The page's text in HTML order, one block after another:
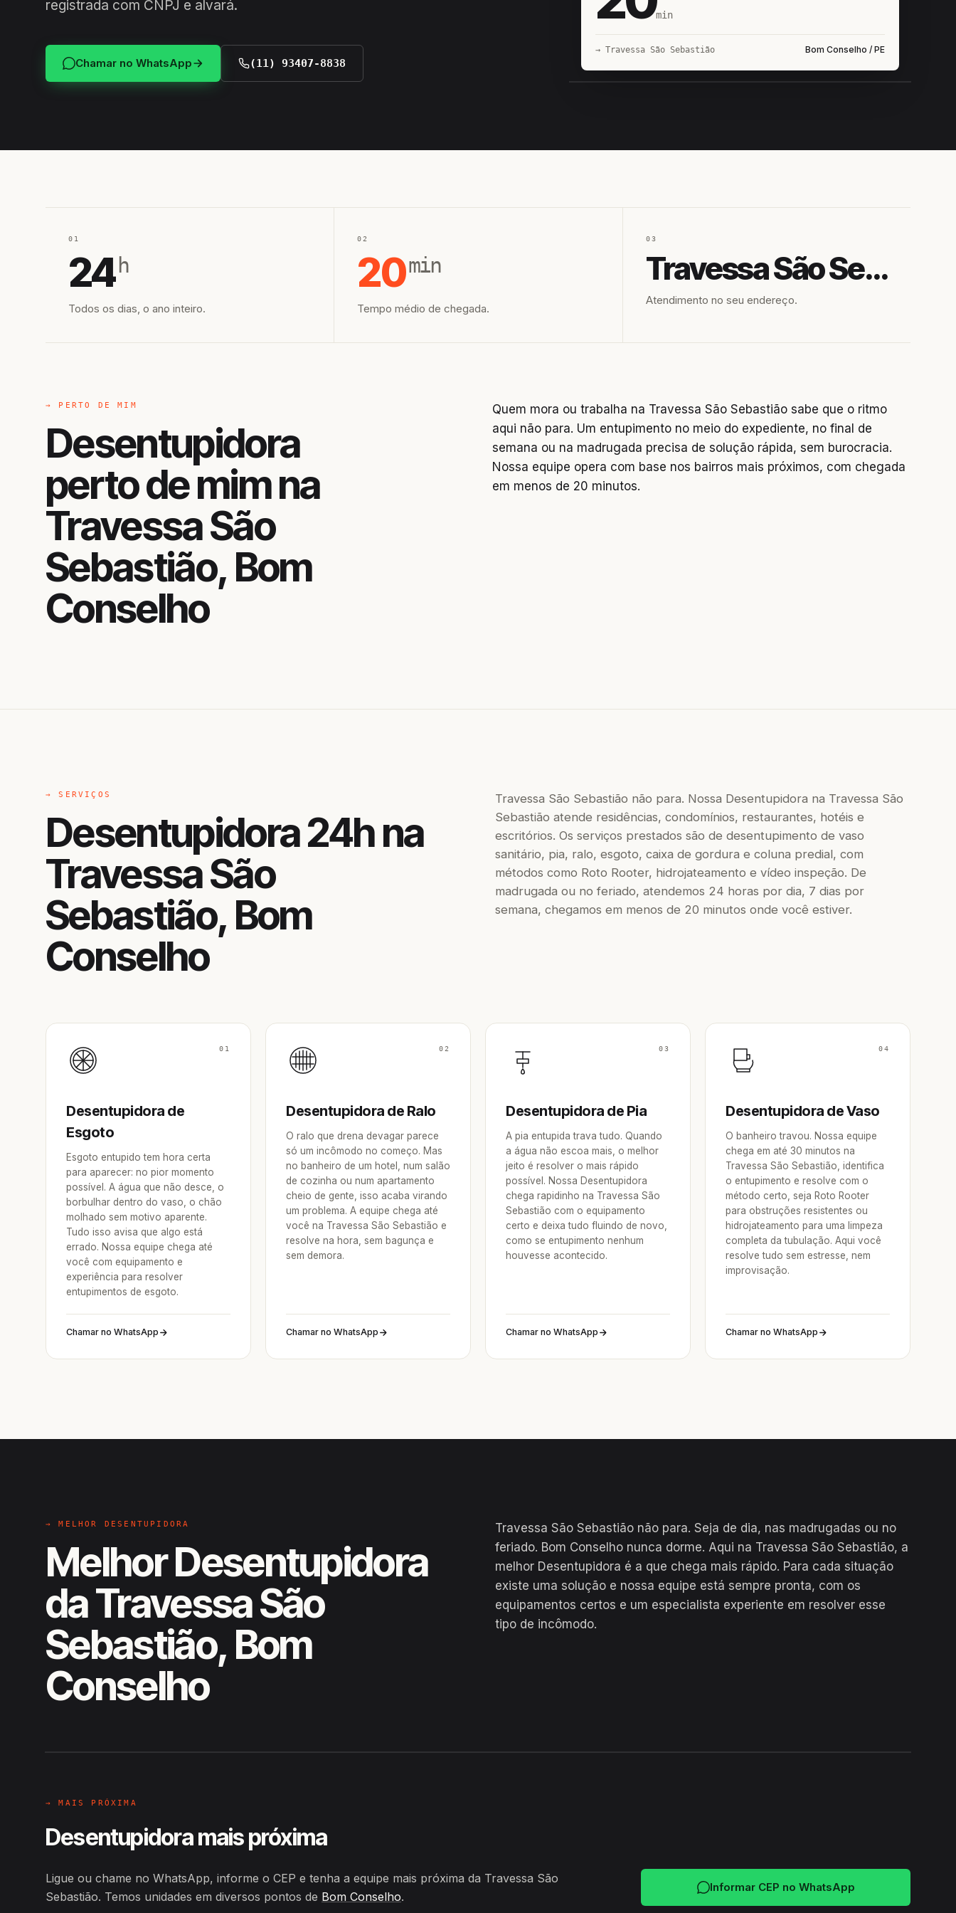
registrada com CNPJ e alvará.
Chamar no WhatsApp (11) 93407-8838
min
→ Travessa São Sebastião Bom Conselho / PE
01
24 h
Todos os dias, o ano inteiro.
02
20min
Tempo médio de chegada.
03
Travessa São Sebastião
Atendimento no seu endereço.
→ PERTO DE MIM
Desentupidora
perto de mim na
Travessa São
Sebastião, Bom
Conselho
Quem mora ou trabalha na Travessa São Sebastião sabe que o ritmo
aqui não para. Um entupimento no meio do expediente, no final de
semana ou na madrugada precisa de solução rápida, sem burocracia.
Nossa equipe opera com base nos bairros mais próximos, com chegada
em menos de 20 minutos.
→ SERVIÇOS
Desentupidora 24h na
Travessa São
Sebastião, Bom
Conselho
Travessa São Sebastião não para. Nossa Desentupidora na Travessa São
Sebastião atende residências, condomínios, restaurantes, hotéis e
escritórios. Os serviços prestados são de desentupimento de vaso
sanitário, pia, ralo, esgoto, caixa de gordura e coluna predial, com
métodos como Roto Rooter, hidrojateamento e vídeo inspeção. De
madrugada ou no feriado, atendemos 24 horas por dia, 7 dias por
semana, chegamos em menos de 20 minutos onde você estiver.
01
Desentupidora de
Esgoto
Esgoto entupido tem hora certa
para aparecer: no pior momento
possível. A água que não desce, o
borbulhar dentro do vaso, o chão
molhado sem motivo aparente.
Tudo isso avisa que algo está
errado. Nossa equipe chega até
você com equipamento e
experiência para resolver
entupimentos de esgoto.
Chamar no WhatsApp
02
Desentupidora de Ralo
O ralo que drena devagar parece
só um incômodo no começo. Mas
no banheiro de um hotel, num salão
de cozinha ou num apartamento
cheio de gente, isso acaba virando
um problema. A equipe chega até
você na Travessa São Sebastião e
resolve na hora, sem bagunça e
sem demora.
Chamar no WhatsApp
03
Desentupidora de Pia
A pia entupida trava tudo. Quando
a água não escoa mais, o melhor
jeito é resolver o mais rápido
possível. Nossa Desentupidora
chega rapidinho na Travessa São
Sebastião com o equipamento
certo e deixa tudo fluindo de novo,
como se entupimento nenhum
houvesse acontecido.
Chamar no WhatsApp
04
Desentupidora de Vaso
O banheiro travou. Nossa equipe
chega em até 30 minutos na
Travessa São Sebastião, identifica
o entupimento e resolve com o
método certo, seja Roto Rooter
para obstruções resistentes ou
hidrojateamento para uma limpeza
completa da tubulação. Aqui você
resolve tudo sem estresse, nem
improvisação.
Chamar no WhatsApp
→ MELHOR DESENTUPIDORA
Melhor Desentupidora
da Travessa São
Sebastião, Bom
Conselho
Travessa São Sebastião não para. Seja de dia, nas madrugadas ou no
feriado. Bom Conselho nunca dorme. Aqui na Travessa São Sebastião, a
melhor Desentupidora é a que chega mais rápido. Para cada situação
existe uma solução e nossa equipe está sempre pronta, com os
equipamentos certos e um especialista experiente em resolver esse
tipo de incômodo.
EM CAMPO
→ MAIS PRÓXIMA
Desentupidora mais próxima
Ligue ou chame no WhatsApp, informe o CEP e tenha a equipe mais próxima da Travessa São
Sebastião. Temos unidades em diversos pontos de Bom Conselho.
Informar CEP no WhatsApp